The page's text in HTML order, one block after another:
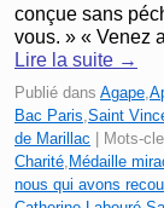
conçue sans
vous. » « Venez
Lire la suite →
Publié dans Agape
Bac Paris Saint
de Marillac
Mots-
Charité Médaille
nous qui avons